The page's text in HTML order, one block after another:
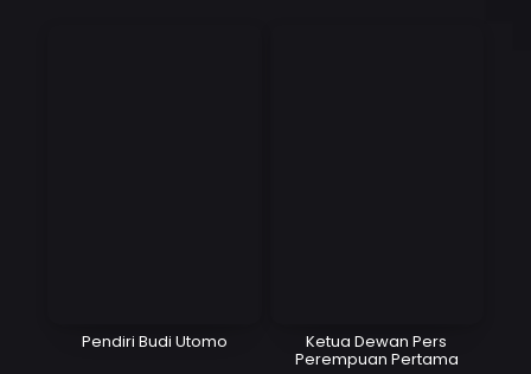
Pendiri Budi Utomo Ketua Dewan Pers
Perempuan Pertama